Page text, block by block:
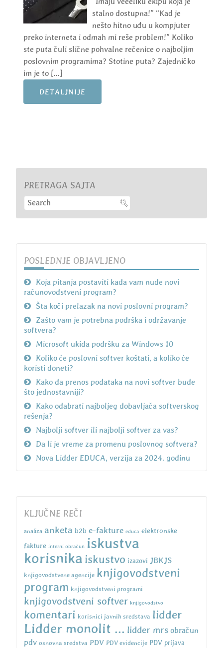
stalno dostupna!” “Kad je
nešto hitno uđu u kompjuter
preko interneta i odmah mi reše problem!” Koliko
ste puta čuli slične pohvalne rečenice o najboljim
poslovnim programima? Stotine puta? Zajedničko
im je to […]
DETALJNIJE
PRETRAGA SAJTA
POSLEDNJE OBJAVLJENO
Koja pitanja postaviti kada vam nude novi
računovodstveni program?
Šta koči prelazak na novi poslovni program?
Zašto vam je potrebna podrška i održavanje
softvera?
Microsoft ukida podršku za Windows 10
Koliko će poslovni softver koštati, a koliko će
koristi doneti?
Kako da prenos podataka na novi softver bude
što jednostavniji?
Kako odabrati najboljeg dobavljača softverskog
rešenja?
Najbolji softver ili najbolji softver za vas?
Da li je vreme za promenu poslovnog softvera?
Nova Lidder EDUCA, verzija za 2024. godinu
KLJUČNE REČI
analiza anketa b2b e-fakture educa elektronske
fakture interni obračun iskustva
korisnika iskustvo izazovi JBKJS
knjigovodstvene agencije knjigovodstveni
program knjigovodstveni programi
knjigovodstveni softver knjigovodstvo
komentari korisnici javnih sredstava lidder
Lidder monolit ... lidder mrs obračun
pdv osnovna sredstva PDV PDV evidencije PDV prijava